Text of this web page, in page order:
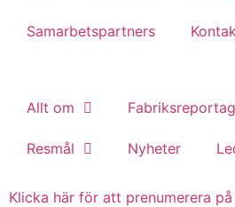
Samarbetspartners
Allt om
Resmål Nyheter
Klicka här för att prenumerera